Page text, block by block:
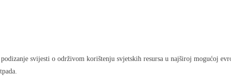
svijesti o održivom korištenju svjetskih resursa u najširoj mogućoj